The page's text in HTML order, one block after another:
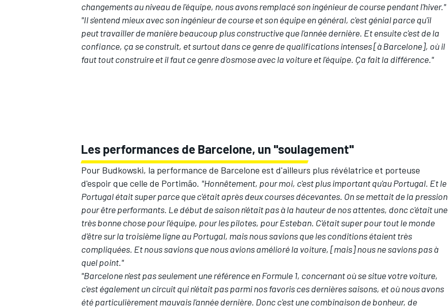
AUTRES CHAMPIONNATS
changements au niveau de l'équipe, nous avons remplacé son ingénieur de course pendant l'hiver."
"Il s'entend mieux avec son ingénieur de course et son équipe en général, c'est génial parce qu'il
peut travailler de manière beaucoup plus constructive que l'année dernière. Et ensuite c'est de la
confiance, ça se construit, et surtout dans ce genre de qualifications intenses [à Barcelone], où il
faut tout construire et il faut ce genre d'osmose avec la voiture et l'équipe. Ça fait la différence."
Les performances de Barcelone, un "soulagement"
Pour Budkowski, la performance de Barcelone est d'ailleurs plus révélatrice et porteuse
d'espoir que celle de Portimão. "Honnêtement, pour moi, c'est plus important qu'au Portugal. Et le
Portugal était super parce que c'était après deux courses décevantes. On se mettait de la pression
pour être performants. Le début de saison n'était pas à la hauteur de nos attentes, donc c'était une
très bonne chose pour l'équipe, pour les pilotes, pour Esteban. C'était super pour tout le monde
d'être sur la troisième ligne au Portugal, mais nous savions que les conditions étaient très
compliquées. Et nous savions que nous avions amélioré la voiture, [mais] nous ne savions pas à
quel point."
"Barcelone n'est pas seulement une référence en Formule 1, concernant où se situe votre voiture,
c'est également un circuit qui n'était pas parmi nos favoris ces dernières saisons, et où nous avons
été particulièrement mauvais l'année dernière. Donc c'est une combinaison de bonheur, de